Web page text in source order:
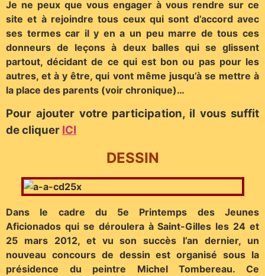
Je ne peux que vous engager à vous rendre sur ce
site et à rejoindre tous ceux qui sont d’accord avec
ses termes car il y en a un peu marre de tous ces
donneurs de leçons à deux balles qui se glissent
partout, décidant de ce qui est bon ou pas pour les
autres, et à y être, qui vont même jusqu’à se mettre à
la place des parents (voir chronique)…
Pour ajouter votre participation, il vous suffit
de cliquer ICI
DESSIN
Dans le cadre du 5e Printemps des Jeunes
Aficionados qui se déroulera à Saint-Gilles les 24 et
25 mars 2012, et vu son succès l’an dernier, un
nouveau concours de dessin est organisé sous la
présidence du peintre Michel Tombereau. Ce